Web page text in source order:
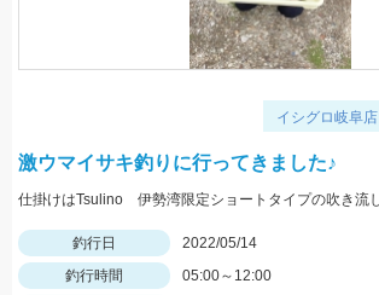
イシグロ岐阜店
激ウマイサキ釣りに行ってきました♪
釣行日
2022/05/14
釣行時間
05:00～12:00